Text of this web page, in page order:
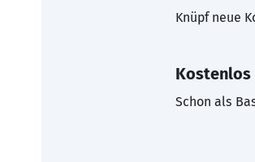
Knüpf neue
Schon als